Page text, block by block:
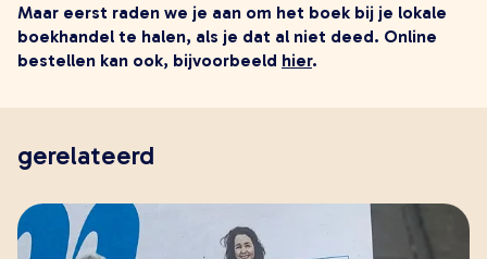
Maar eerst raden we je aan om het boek bij je lokale
boekhandel te halen, als je dat al niet deed. Online
bestellen kan ook, bijvoorbeeld hier.
gerelateerd